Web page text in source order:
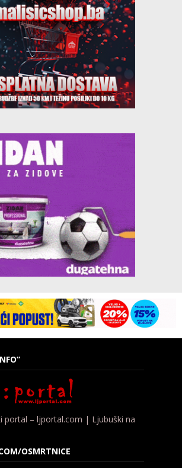
– ljportal.com | Ljubuški na
OSMRTNICE